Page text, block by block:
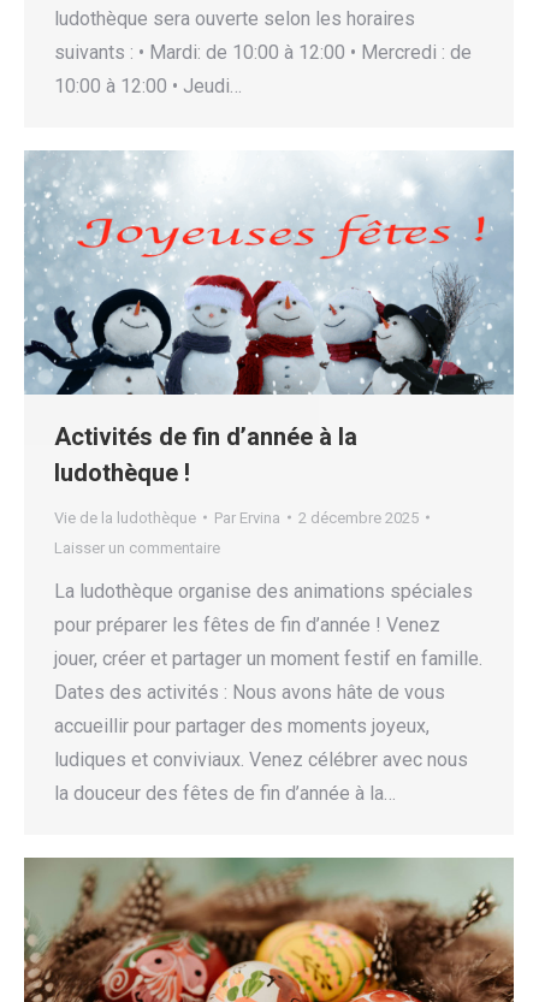
ludothèque sera ouverte selon les horaires
suivants : • Mardi: de 10:00 à 12:00 • Mercredi : de
10:00 à 12:00 • Jeudi…
Activités de fin d’année à la
ludothèque !
Vie de la ludothèque Par Ervina
2 décembre 2025
Laisser un commentaire
La ludothèque organise des animations spéciales
pour préparer les fêtes de fin d’année ! Venez
jouer, créer et partager un moment festif en famille.
Dates des activités : Nous avons hâte de vous
accueillir pour partager des moments joyeux,
ludiques et conviviaux. Venez célébrer avec nous
la douceur des fêtes de fin d’année à la…